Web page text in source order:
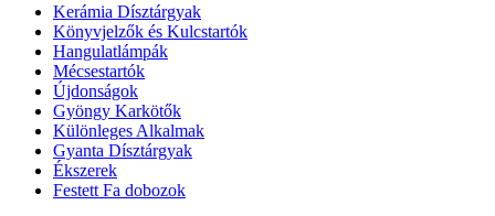
Kerámia Dísztárgyak
Könyvjelzők és Kulcstartók
Hangulatlámpák
Mécsestartók
Újdonságok
Gyöngy Karkötők
Különleges Alkalmak
Gyanta Dísztárgyak
Ékszerek
Festett Fa dobozok